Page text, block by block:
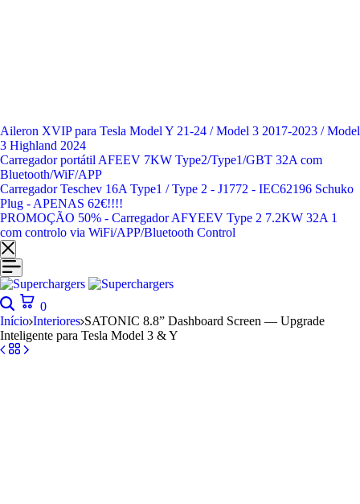
Aileron XVIP para Tesla Model Y 21-24 / Model 3 2017-2023 / Model
3 Highland 2024
Carregador portátil AFEEV 7KW Type2/Type1/GBT 32A com
Bluetooth/WiF/APP
Carregador Teschev 16A Type1 / Type 2 - J1772 - IEC62196 Schuko
Plug - APENAS 62€!!!!
PROMOÇÃO 50% - Carregador AFYEEV Type 2 7.2KW 32A 1
com controlo via WiFi/APP/Bluetooth Control
0
Início Interiores SATONIC 8.8” Dashboard Screen — Upgrade
Inteligente para Tesla Model 3 & Y